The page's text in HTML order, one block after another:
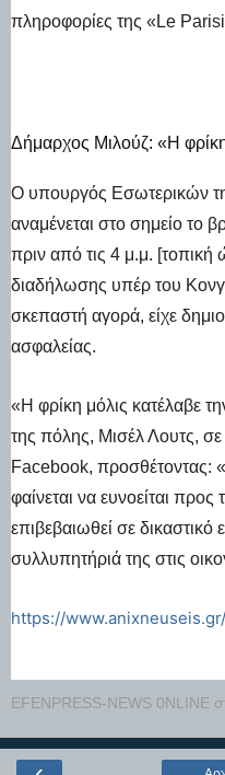
πληροφορίες της «Le
Δήμαρχος Μιλούζ: «Η
Ο υπουργός Εσωτερικών
αναμένεται στο σημείο το
πριν από τις 4 μ.μ. [τοπική
διαδήλωσης υπέρ του
σκεπαστή αγορά, είχε
ασφαλείας.
«Η φρίκη μόλις κατέλαβε
της πόλης, Μισέλ Λουτς,
Facebook, προσθέτοντας:
φαίνεται να ευνοείται
επιβεβαιωθεί σε
συλλυπητήριά της στις
https://www.anixneuseis.gr/
EFENPRESS-NEWS 0NLINE